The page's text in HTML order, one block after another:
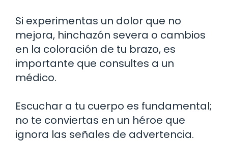
Si experimentas un dolor que no
mejora, hinchazón severa o cambios
en la coloración de tu brazo, es
importante que consultes a un
médico.
Escuchar a tu cuerpo es fundamental;
no te conviertas en un héroe que
ignora las señales de advertencia.